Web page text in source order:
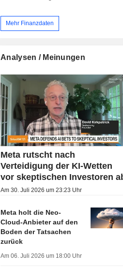
Mehr Finanzdaten
Analysen / Meinungen
Meta rutscht nach
Verteidigung der KI-Wetten
vor skeptischen Investoren
Am 30. Juli 2026 um 23:23 Uhr
Meta holt die Neo-
Cloud-Anbieter auf den
Boden der Tatsachen
zurück
Am 06. Juli 2026 um 18:00 Uhr